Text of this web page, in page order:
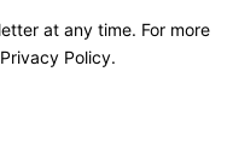
at any time. For more
Policy.